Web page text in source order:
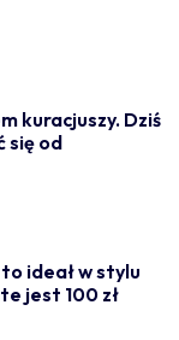
kuracjuszy. Dziś
się od
ideał w stylu
jest 100 zł